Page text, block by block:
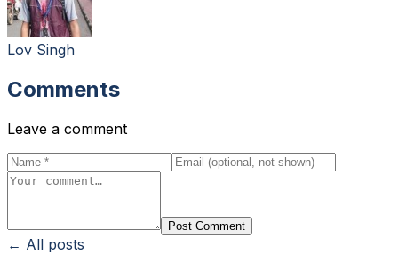
Lov Singh
Comments
Leave a comment
Post Comment
← All posts